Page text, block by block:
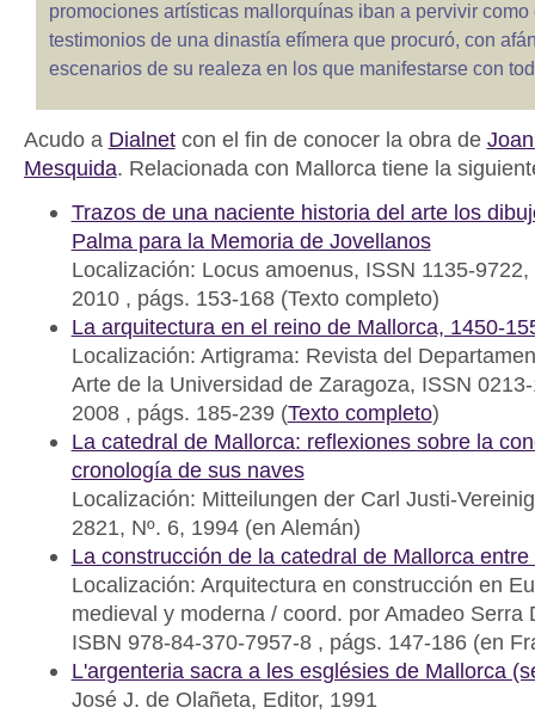
promociones artísticas mallorquínas iban a pervivir como
testimonios de una dinastía efímera que procuró, con
escenarios de su realeza en los que manifestarse con
Acudo a Dialnetcon el fin de conocer la obra de
Mesquida. Relacionada con Mallorca tiene la
Trazos de una naciente historia del arte los
Palma para la Memoria de Jovellanos
Localización: Locus amoenus, ISSN 1135-9722,
2010 , págs. 153-168 (Texto completo)
La arquitectura en el reino de Mallorca, 1450-
Localización: Artigrama: Revista del
Arte de la Universidad de Zaragoza, ISSN
2008 , págs. 185-239 (Texto completo)
La catedral de Mallorca: reflexiones sobre la
cronología de sus naves
Localización: Mitteilungen der Carl Justi-
2821, Nº. 6, 1994 (en Alemán)
La construcción de la catedral de Mallorca
Localización: Arquitectura en construcción en
medieval y moderna / coord. por Amadeo Serra
ISBN 978-84-370-7957-8 , págs. 147-186 (en
L'argenteria sacra a les esglésies de Mallorca
José J. de Olañeta, Editor, 1991